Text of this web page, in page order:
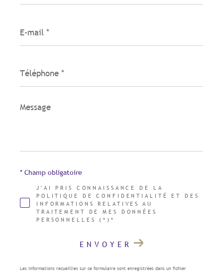
mail
*
*
Message
*
J'AI PRIS CONNAISSANCE DE LA
POLITIQUE DE CONFIDENTIALITÉ ET DES
INFORMATIONS RELATIVES AU
TRAITEMENT DE MES DONNÉES
PERSONNELLES (*)*
* Champ obligatoire
ENVOYER
Les informations recueillies sur ce formulaire sont enregistrées dans un fichier